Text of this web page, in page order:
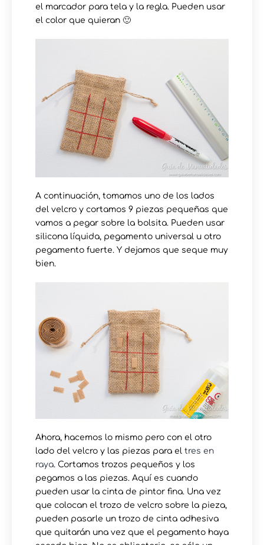
el marcador para tela y la regla. Pueden usar
el color que quieran 🙂
A continuación, tomamos uno de los lados
del velcro y cortamos 9 piezas pequeñas que
vamos a pegar sobre la bolsita. Pueden usar
silicona líquida, pegamento universal u otro
pegamento fuerte. Y dejamos que seque muy
bien.
Ahora, hacemos lo mismo pero con el otro
lado del velcro y las piezas para el tres en
raya. Cortamos trozos pequeños y los
pegamos a las piezas. Aquí es cuando
pueden usar la cinta de pintor fina. Una vez
que colocan el trozo de velcro sobre la pieza,
pueden pasarle un trozo de cinta adhesiva
que quitarán una vez que el pegamento haya